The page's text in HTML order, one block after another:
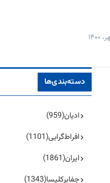
دسته‌بندی‌ها
ادیان(959)
افراط‌گرایی(1101)
ایران(1861)
جفا‌بر‌کلیسا(1343)